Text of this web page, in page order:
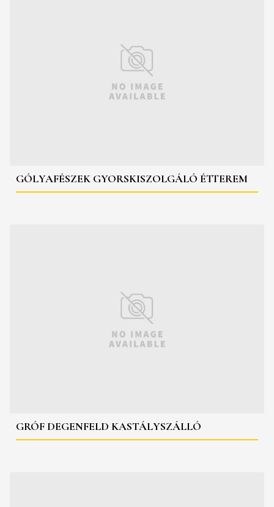
GÓLYAFÉSZEK GYORSKISZOLGÁLÓ ÉTTEREM
GRÓF DEGENFELD KASTÁLYSZÁLLÓ